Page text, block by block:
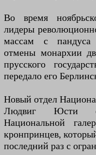
Во время
лидеры
массам с пандуса
отмены монархии
прусского
передало его
Новый отдел
Людвиг Юсти
Национальной
кронпринцев,
последний раз с